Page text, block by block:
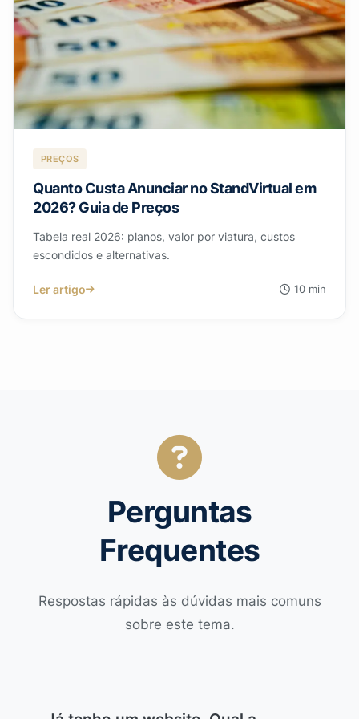
PREÇOS
Quanto Custa Anunciar no StandVirtual em
2026? Guia de Preços
Tabela real 2026: planos, valor por viatura, custos
escondidos e alternativas.
Ler artigo 10 min
Perguntas
Frequentes
Respostas rápidas às dúvidas mais comuns
sobre este tema.